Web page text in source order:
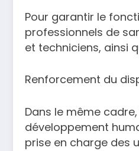
Pour garantir le
professionnels de
et techniciens, ainsi
Renforcement du
Dans le même
développement
prise en charge des